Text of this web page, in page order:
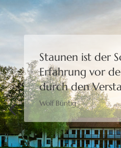
Staunen ist der
Erfahrung vor
durch den
Wolf Büntig